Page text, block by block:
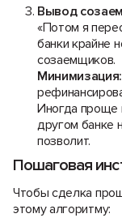
Вывод
«Потом я
банки крайне
созаемщиков.
Минимизация:
Иногда проще
другом банке
позволит.
Пошаговая
Чтобы сделка
этому алгоритму: